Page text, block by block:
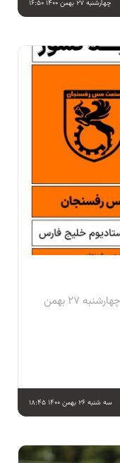
چهارشنبه 27 بهمن 1400 16:50
تیپ تکاوران بندر عباس مس رفسنجان چهارشنبه 27 بهمن
سه شنبه 26 بهمن 1400 18:45